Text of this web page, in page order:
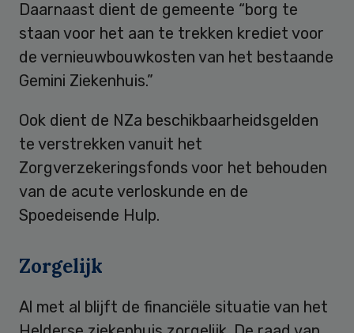
Daarnaast dient de gemeente “borg te
staan voor het aan te trekken krediet voor
de vernieuwbouwkosten van het bestaande
Gemini Ziekenhuis.”
Ook dient de NZa beschikbaarheidsgelden
te verstrekken vanuit het
Zorgverzekeringsfonds voor het behouden
van de acute verloskunde en de
Spoedeisende Hulp.
Zorgelijk
Al met al blijft de financiële situatie van het